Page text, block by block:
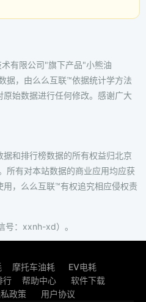
有限公司"旗下产品"小熊油
据，由么么互联™依据统计学方法
始数据进行任何修改。感谢广大
和排行榜数据的所有权益归北京
所有对本站数据的商业应用均应获
，么么互联™有权追究相应侵权责
号：xxnh-xd）。
摩托车油耗
EV电耗
行 帮助中心
软件下载
政策 用户协议